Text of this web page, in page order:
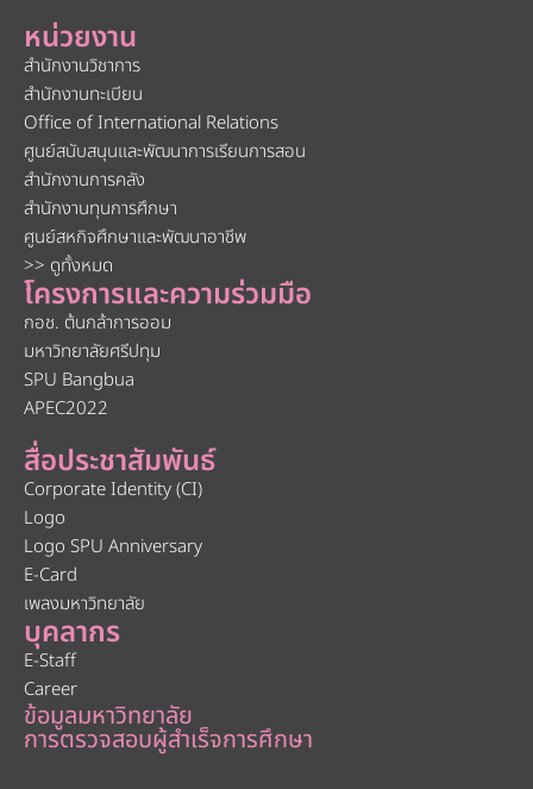
หน่วยงาน
สำนักงานวิชาการ
สำนักงานทะเบียน
Office of International Relations
ศูนย์สนับสนุนและพัฒนาการเรียนการสอน
สำนักงานการคลัง
สำนักงานทุนการศึกษา
ศูนย์สหกิจศึกษาและพัฒนาอาชีพ
>> ดูทั้งหมด
โครงการและความร่วมมือ
กอช. ต้นกล้าการออม
มหาวิทยาลัยศรีปทุม
SPU Bangbua
APEC2022
สื่อประชาสัมพันธ์
Corporate Identity (CI)
Logo
Logo SPU Anniversary
E-Card
เพลงมหาวิทยาลัย
บุคลากร
E-Staff
Career
ข้อมูลมหาวิทยาลัย
การตรวจสอบผู้สำเร็จการศึกษา